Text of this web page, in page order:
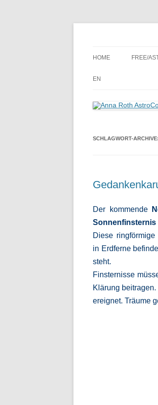
HOME FREE/
EN
SCHLAGWORT-ARCHIVE:
Der kommende
Sonnenfinsternis
Diese
in Erdferne
steht.
Finsternisse
Klärung
ereignet. Träume